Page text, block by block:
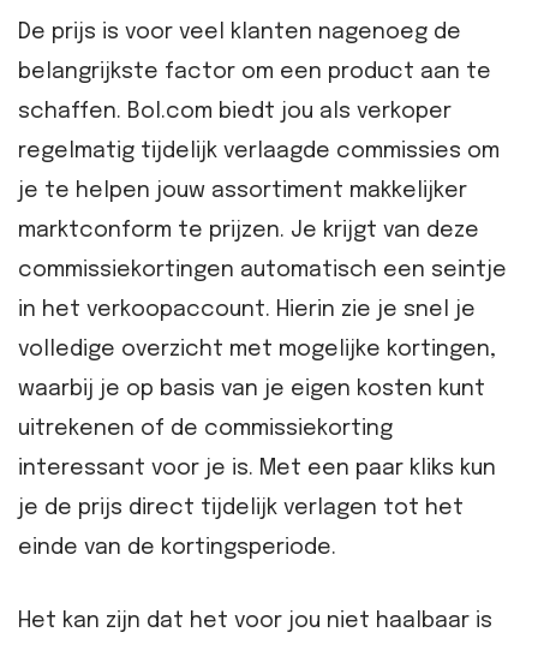
De prijs is voor veel klanten nagenoeg de
belangrijkste factor om een product aan te
schaffen. Bol.com biedt jou als verkoper
regelmatig tijdelijk verlaagde commissies om
je te helpen jouw assortiment makkelijker
marktconform te prijzen. Je krijgt van deze
commissiekortingen automatisch een seintje
in het verkoopaccount. Hierin zie je snel je
volledige overzicht met mogelijke kortingen,
waarbij je op basis van je eigen kosten kunt
uitrekenen of de commissiekorting
interessant voor je is. Met een paar kliks kun
je de prijs direct tijdelijk verlagen tot het
einde van de kortingsperiode.
Het kan zijn dat het voor jou niet haalbaar is